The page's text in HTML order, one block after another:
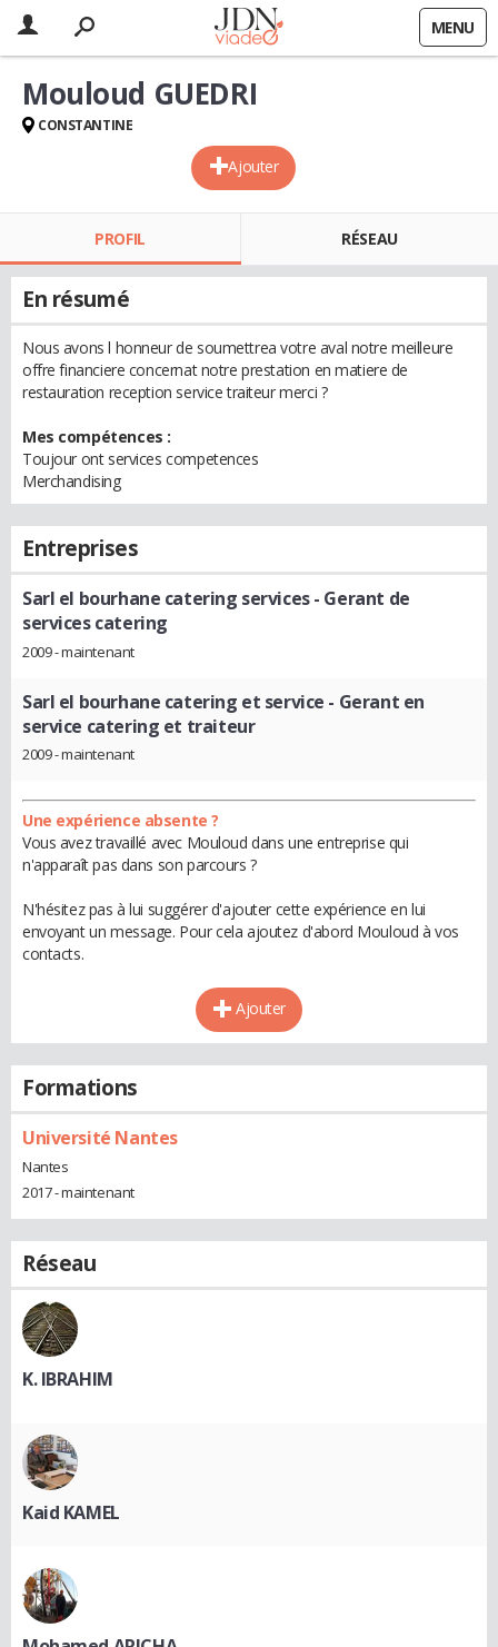
MENU
Ajouter
Mouloud GUEDRI
CONSTANTINE
PROFIL RÉSEAU
En résumé
Nous avons l honneur de soumettrea votre aval notre meilleure
offre financiere concernat notre prestation en matiere de
restauration reception service traiteur merci ?
Mes compétences :
Toujour ont services competences
Merchandising
Entreprises
Sarl el bourhane catering services- Gerant de
services catering
2009 - maintenant
Sarl el bourhane catering et service - Gerant en
service catering et traiteur
2009 - maintenant
Une expérience absente ?
Vous avez travaillé avec Mouloud dans une entreprise qui
n'apparaît pas dans son parcours ?
N'hésitez pas à lui suggérer d'ajouter cette expérience en lui
envoyant un message. Pour cela ajoutez d'abord Mouloud à vos
contacts.
Ajouter
Formations
Université Nantes
Nantes
2017 - maintenant
Réseau
K. IBRAHIM
Kaid KAMEL